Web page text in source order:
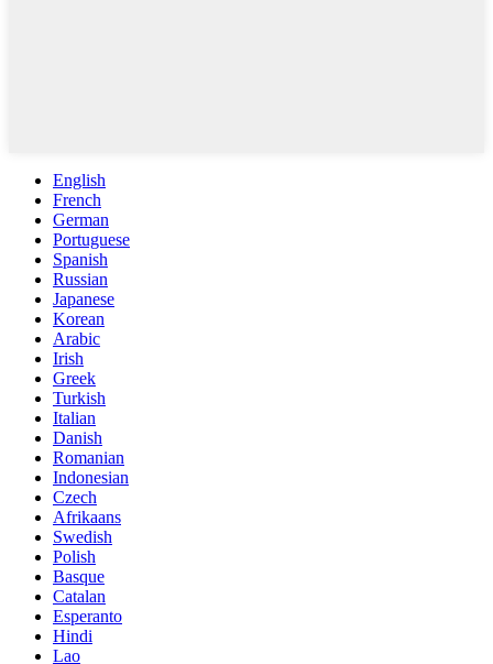
English
French
German
Portuguese
Spanish
Russian
Japanese
Korean
Arabic
Irish
Greek
Turkish
Italian
Danish
Romanian
Indonesian
Czech
Afrikaans
Swedish
Polish
Basque
Catalan
Esperanto
Hindi
Lao